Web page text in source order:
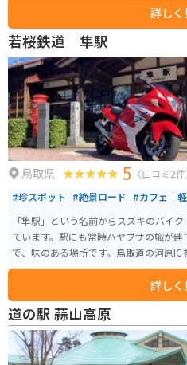
詳しく
若桜鉄道 隼駅
鳥取県 5 （口コミ2件
#珍スポット #絶景ロード #カフェ｜
「隼駅」という名前からスズキのバイ
ています。駅にも常時ハヤブサの幟が
で、味のある場所です。鳥取道の河原
号線を使って行けますが、その道も山
おり、気持ち良くライディングできま
カフェも併設されています。
詳しく
道の駅 蒜山高原